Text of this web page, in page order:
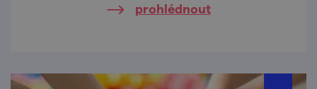
republice.
prohlédnout